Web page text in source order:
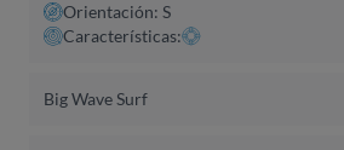
Orientación: S
Características:
Big Wave Surf